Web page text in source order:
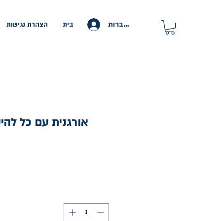
בית הצהרת נגישות להתחברות
אורגנית עם כל